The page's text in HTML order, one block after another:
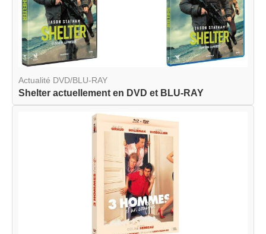
Actualité DVD/BLU-RAY
Shelter actuellement en DVD et BLU-RAY